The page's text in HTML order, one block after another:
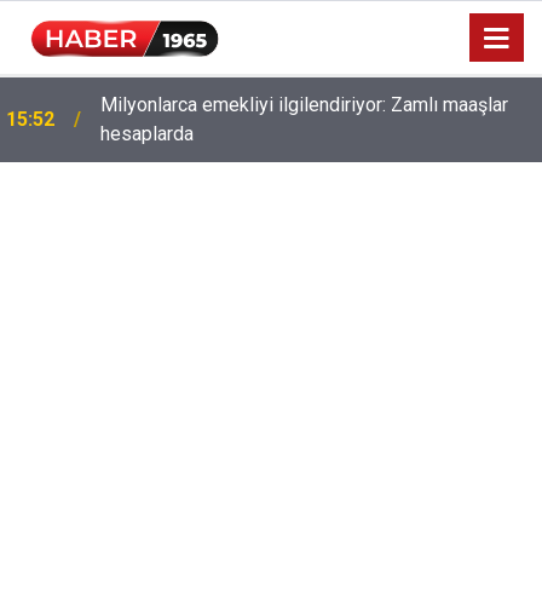
15:52
Milyonlarca emekliyi ilgilendiriyor: Zamlı maaşlar
hesaplarda